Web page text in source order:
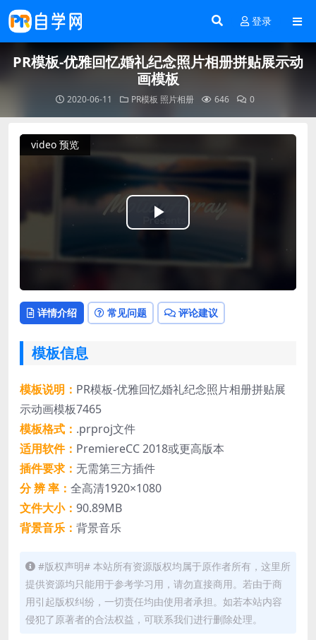
登录
PR模板-优雅回忆婚礼纪念照片相册拼贴展示动
画模板
2020-06-11 PR模板 照片相册 646 0
video 预览
Play
Video
详情介绍 常见问题 评论建议
模板信息
模板说明： PR模板-优雅回忆婚礼纪念照片相册拼贴展
示动画模板7465
模板格式： .prproj文件
适用软件： PremiereCC 2018或更高版本
插件要求： 无需第三方插件
分 辨 率： 全高清1920×1080
文件大小： 90.89MB
背景音乐： 背景音乐
#版权声明# 本站所有资源版权均属于原作者所有，这里所
提供资源均只能用于参考学习用，请勿直接商用。若由于商
用引起版权纠纷，一切责任均由使用者承担。如若本站内容
侵犯了原著者的合法权益，可联系我们进行删除处理。